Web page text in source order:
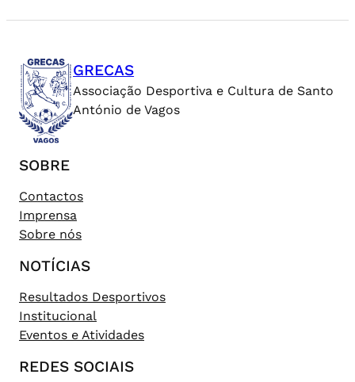
GRECAS
Associação Desportiva e Cultura de Santo
António de Vagos
SOBRE
Contactos
Imprensa
Sobre nós
NOTÍCIAS
Resultados Desportivos
Institucional
Eventos e Atividades
REDES SOCIAIS